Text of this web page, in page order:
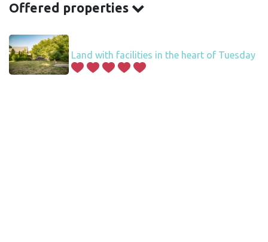
Offered properties
Land with facilities in the heart of Tuesday